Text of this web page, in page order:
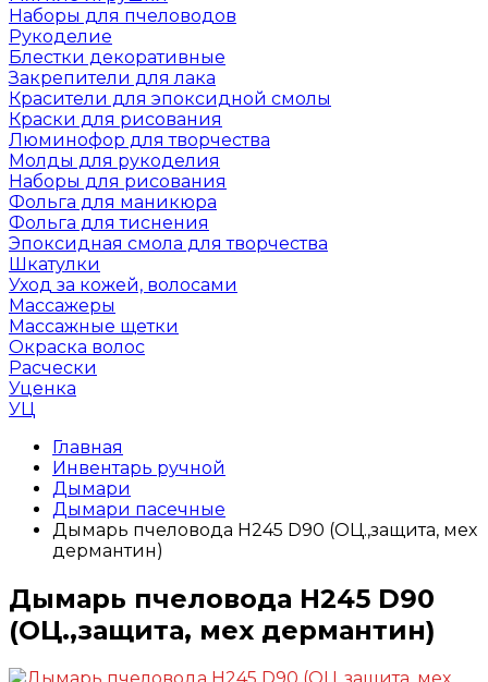
Наборы для пчеловодов
Рукоделие
Блестки декоративные
Закрепители для лака
Красители для эпоксидной смолы
Краски для рисования
Люминофор для творчества
Молды для рукоделия
Наборы для рисования
Фольга для маникюра
Фольга для тиснения
Эпоксидная смола для творчества
Шкатулки
Уход за кожей, волосами
Массажеры
Массажные щетки
Окраска волос
Расчески
Уценка
УЦ
Главная
Инвентарь ручной
Дымари
Дымари пасечные
Дымарь пчеловода H245 D90 (ОЦ.,защита, мех
дермантин)
Дымарь пчеловода H245 D90
(ОЦ.,защита, мех дермантин)